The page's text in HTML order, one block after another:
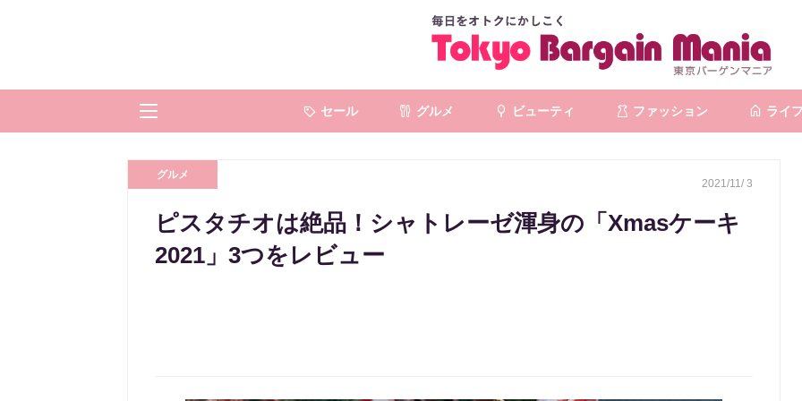
セール グルメ ビューティ ファッション ライフ
グルメ
2021/11/ 3
ピスタチオは絶品！シャトレーゼ渾身の「Xmasケーキ
2021」3つをレビュー